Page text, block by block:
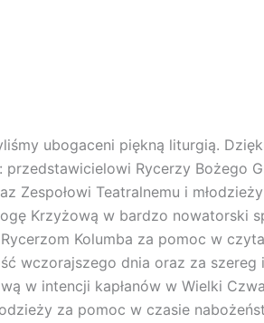
ubogaceni piękną liturgią.
Rycerzy Bożego
Zespołowi Teatralnemu i
Krzyżową w bardzo nowatorski
Kolumba za pomoc w
wczorajszego dnia oraz za szereg
w intencji kapłanów w Wielki
za pomoc w czasie